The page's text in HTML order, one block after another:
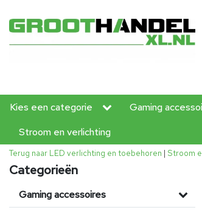
Kies een categorie Gaming
Stroom en verlichting
Terug naar LED verlichting en toebehoren | Stroom
Categorieën
Gaming accessoires